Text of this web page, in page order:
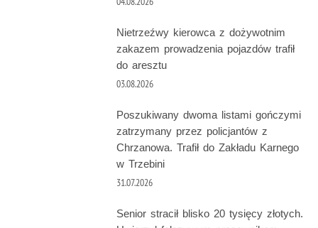
Nietrzeźwy kierowca z dożywotnim
zakazem prowadzenia pojazdów trafił
do aresztu
03.08.2026
Poszukiwany dwoma listami gończymi
zatrzymany przez policjantów z
Chrzanowa. Trafił do Zakładu Karnego
w Trzebini
31.07.2026
Senior stracił blisko 20 tysięcy złotych.